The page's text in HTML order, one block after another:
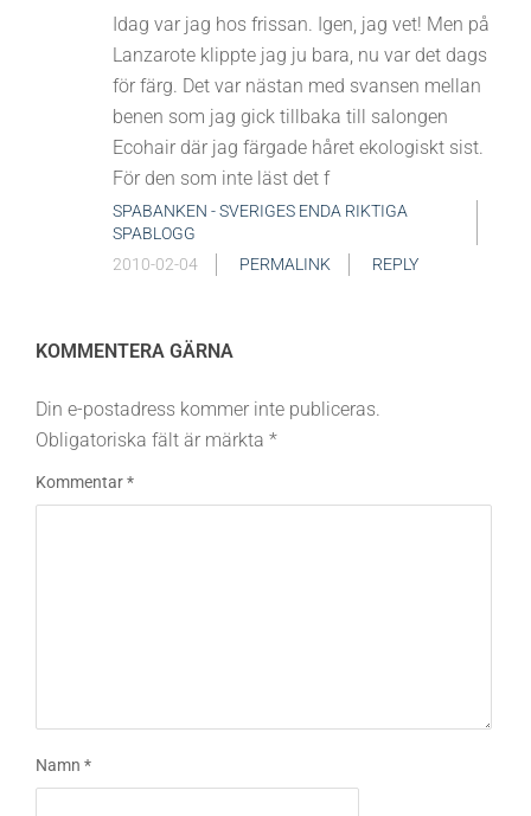
Idag var jag hos frissan. Igen, jag vet! Men på
Lanzarote klippte jag ju bara, nu var det dags
för färg. Det var nästan med svansen mellan
benen som jag gick tillbaka till salongen
Ecohair där jag färgade håret ekologiskt sist.
För den som inte läst det f
SPABANKEN - SVERIGES ENDA RIKTIGA
SPABLOGG
2010-02-04
PERMALINK REPLY
KOMMENTERA GÄRNA
Din e-postadress kommer inte publiceras.
Obligatoriska fält är märkta *
Kommentar*
Namn *